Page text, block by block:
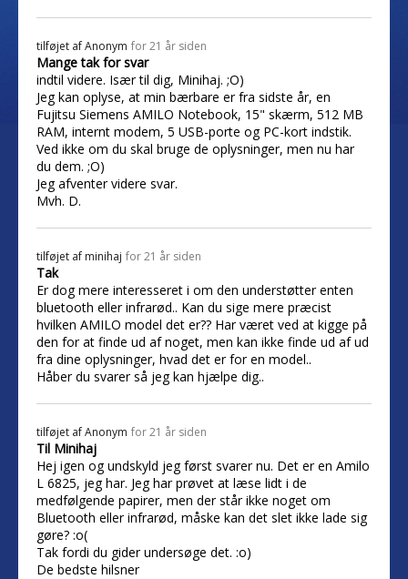
tilføjet afAnonym for 21 år siden
Mange tak for svar
indtil videre. Især til dig, Minihaj. ;O)
Jeg kan oplyse, at min bærbare er fra sidste år, en
Fujitsu Siemens AMILO Notebook, 15" skærm, 512 MB
RAM, internt modem, 5 USB-porte og PC-kort indstik.
Ved ikke om du skal bruge de oplysninger, men nu har
du dem. ;O)
Jeg afventer videre svar.
Mvh. D.
tilføjet af minihaj for 21 år siden
Tak
Er dog mere interesseret i om den understøtter enten
bluetooth eller infrarød.. Kan du sige mere præcist
hvilken AMILO model det er?? Har været ved at kigge på
den for at finde ud af noget, men kan ikke finde ud af ud
fra dine oplysninger, hvad det er for en model..
Håber du svarer så jeg kan hjælpe dig..
tilføjet afAnonym for 21 år siden
Til Minihaj
Hej igen og undskyld jeg først svarer nu. Det er en Amilo
L 6825, jeg har. Jeg har prøvet at læse lidt i de
medfølgende papirer, men der står ikke noget om
Bluetooth eller infrarød, måske kan det slet ikke lade sig
gøre? :o(
Tak fordi du gider undersøge det. :o)
De bedste hilsner